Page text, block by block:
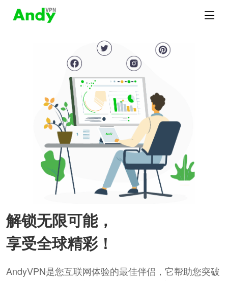
解锁无限可能，
享受全球精彩！
AndyVPN是您互联网体验的最佳伴侣，它帮助您突破